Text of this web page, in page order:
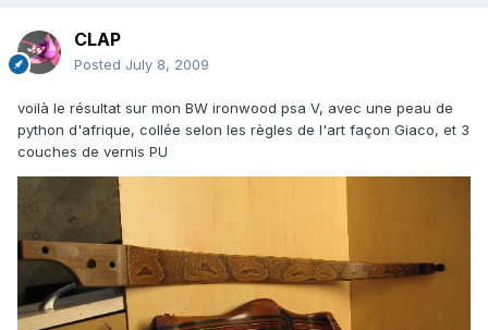
CLAP
Posted July 8, 2009
voilà le résultat sur mon BW ironwood psa V, avec une peau de
python d'afrique, collée selon les règles de l'art façon Giaco, et 3
couches de vernis PU